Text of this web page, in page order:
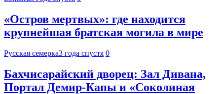
«Остров мертвых»: где находится
крупнейшая братская могила в мире
Русская семерка3 года спустя 0
Бахчисарайский дворец: Зал Дивана,
Портал Демир-Капы и «Соколиная